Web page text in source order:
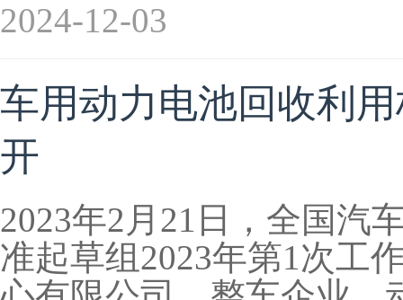
2024-12-03
车用动力电池回收利
开
2023年2月21日，全国汽
准起草组2023年第1次工